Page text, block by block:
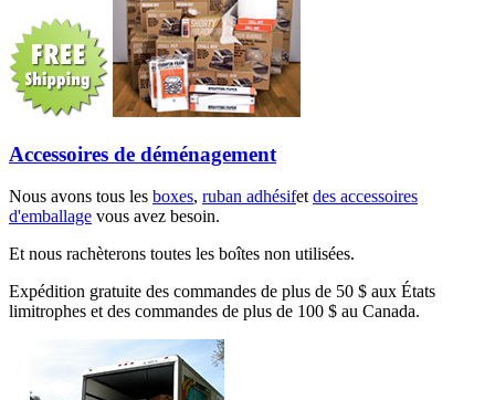
Accessoires de déménagement
Nous avons tous les boxes, ruban adhésifetdes accessoires
d'emballage vous avez besoin.
Et nous rachèterons toutes les boîtes non utilisées.
Expédition gratuite des commandes de plus de 50 $ aux États
limitrophes et des commandes de plus de 100 $ au Canada.